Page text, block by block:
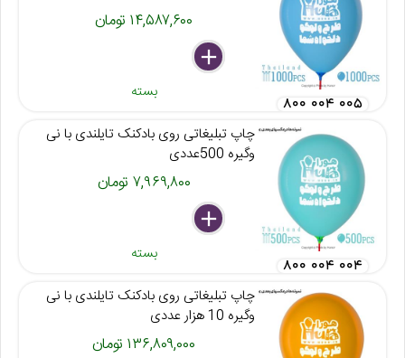
۱۴,۵۸۷,۶۰۰ تومان
delete
remove
add
بسته
۸۰۰ ۰۰۴ ۰۰۵
چاپ تبلیغاتی روی بادکنک تایلندی با نی
وگیره 500عددی
۷,۹۶۹,۸۰۰ تومان
delete
remove
add
بسته
۸۰۰ ۰۰۴ ۰۰۴
چاپ تبلیغاتی روی بادکنک تایلندی با نی
وگیره 10 هزار عددی
۱۳۶,۸۰۹,۰۰۰ تومان